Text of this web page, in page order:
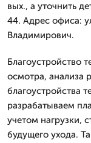
вых., а уточнить
44. Адрес офиса:
Владимирович.
Благоустройство
осмотра, анализа
благоустройства
разрабатываем
учетом нагрузки,
будущего ухода.